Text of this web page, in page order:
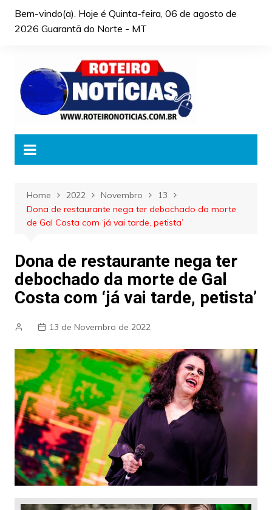
Bem-vindo(a). Hoje é Quinta-feira, 06 de agosto de
2026 Guarantã do Norte - MT
Home 2022 Novembro
13
Dona de restaurante nega ter debochado da morte
de Gal Costa com ‘já vai tarde, petista’
Dona de restaurante nega ter
debochado da morte de Gal
Costa com ‘já vai tarde, petista’
13 de Novembro de 2022